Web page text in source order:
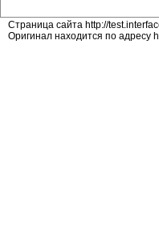
Страница сайта http://
Оригинал находится по адресу